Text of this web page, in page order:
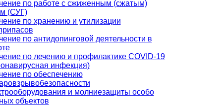
по работе с сжиженным (сжатым)
(СУГ)
по хранению и утилизации
по антидопинговой деятельности в
по лечению и профилактике COVID-19
инфекция)
по обеспечению
и молниезащиты особо
объектов